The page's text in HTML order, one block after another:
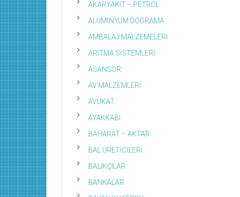
AKARYAKIT – PETROL
ALÜMİNYUM DOĞRAMA
AMBALAJ MALZEMELERİ
ARITMA SİSTEMLERİ
ASANSÖR
AV MALZEMLERİ
AVUKAT
AYAKKABI
BAHARAT – AKTAR
BAL ÜRETİCİLERİ
BALIKÇILAR
BANKALAR